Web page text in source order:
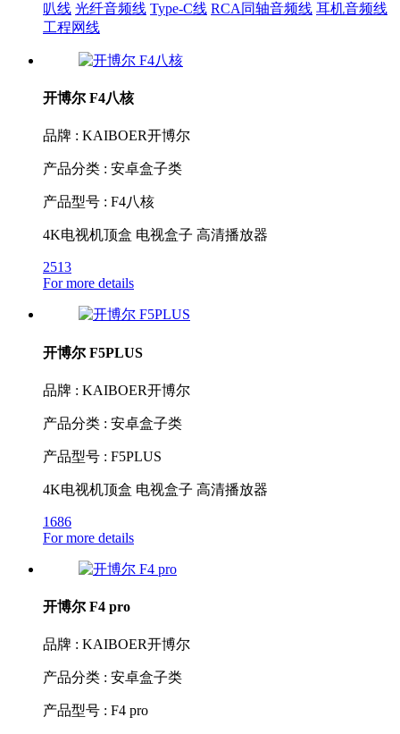
叭线 光纤音频线 Type-C线 RCA同轴音频线 耳机音频线
工程网线
开博尔 F4八核
品牌 : KAIBOER开博尔
产品分类 : 安卓盒子类
产品型号 : F4八核
4K电视机顶盒 电视盒子 高清播放器
2513
For more details
开博尔 F5PLUS
品牌 : KAIBOER开博尔
产品分类 : 安卓盒子类
产品型号 : F5PLUS
4K电视机顶盒 电视盒子 高清播放器
1686
For more details
开博尔 F4 pro
品牌 : KAIBOER开博尔
产品分类 : 安卓盒子类
产品型号 : F4 pro